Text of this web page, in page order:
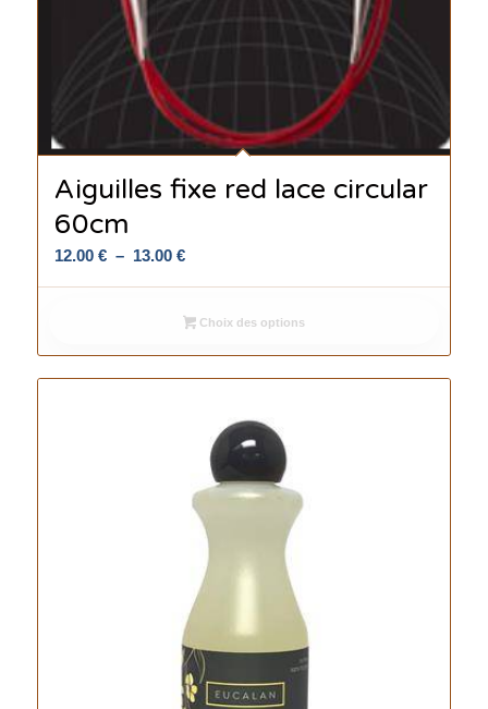
Aiguilles fixe red lace circular
60cm
12.00 € – 13.00 €Plage
12.00 €
à
13.00 €
Choix des options